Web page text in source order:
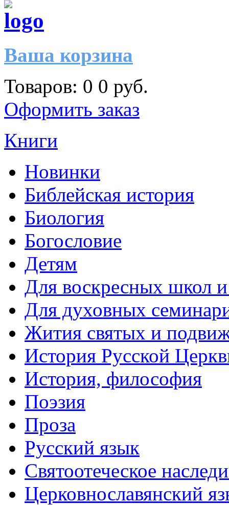
Ваша корзина
Товаров: 0 0 руб.
Оформить заказ
Книги
Новинки
Библейская история
Биология
Богословие
Детям
Для воскресных школ
Для духовных
Жития святых и
История Русской
История, философия
Поэзия
Проза
Русский язык
Святоотеческое
Церковнославянский